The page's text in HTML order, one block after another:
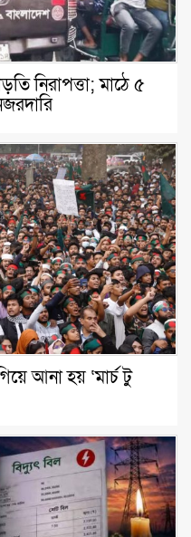
নিরাপত্তা; মাঠে ৫
আনা হয় ‘মার্চ টু